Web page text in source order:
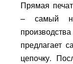
Прямая
– самый
предлагает
цепочку.